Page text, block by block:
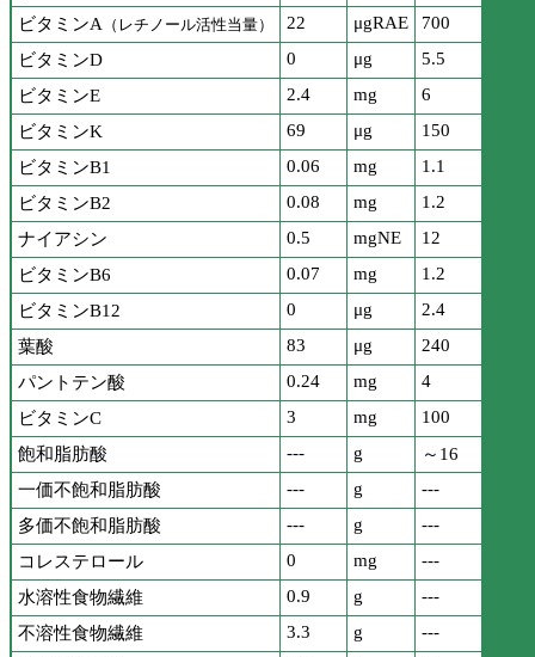
ビタミンA （レチノール活性当量） 22 μgRAE
700
ビタミンD
0 μg
5.5
ビタミンE
2.4 mg
6
ビタミンK
69 μg
150
ビタミンB1
0.06 mg
1.1
ビタミンB2
0.08 mg
1.2
ナイアシン
0.5 mgNE
12
ビタミンB6
0.07 mg
1.2
ビタミンB12
0 μg
2.4
葉酸
83 μg
240
パントテン酸
0.24 mg
4
ビタミンC
3 mg
100
飽和脂肪酸
--- g
～16
一価不飽和脂肪酸
--- g
---
多価不飽和脂肪酸
--- g
---
コレステロール
0 mg
---
水溶性食物繊維
0.9 g
---
不溶性食物繊維
3.3 g
---